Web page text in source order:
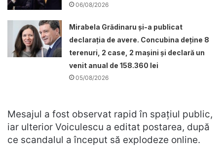
06/08/2026
Mirabela Grădinaru și-a publicat
declarația de avere. Concubina deține 8
terenuri, 2 case, 2 mașini și declară un
venit anual de 158.360 lei
05/08/2026
Mesajul a fost observat rapid în spațiul public,
iar ulterior Voiculescu a editat postarea, după
ce scandalul a început să explodeze online.